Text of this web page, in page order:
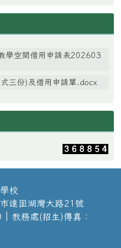
學空間借用申請表202603
三份)及借用申請單.docx
校
達固湖灣大路21號
教務處(招生)傳真：